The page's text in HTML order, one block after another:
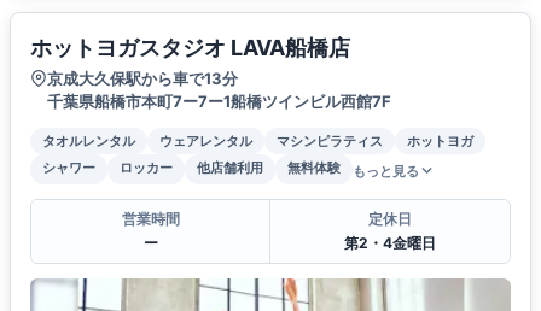
ホットヨガスタジオ LAVA船橋店
京成大久保駅から車で13分
千葉県船橋市本町7ー7ー1船橋ツインビル西館7F
タオルレンタル ウェアレンタル マシンピラティス
ホットヨガ
シャワー
ロッカー 他店舗利用 無料体験 もっと見る
営業時間
ー
定休日
第2・4金曜日